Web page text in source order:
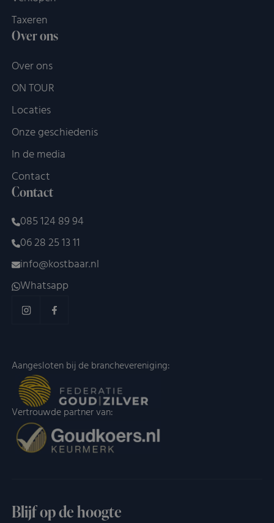
Taxeren
Over ons
Over ons
ON TOUR
Locaties
Onze geschiedenis
In de media
Contact
Contact
085 124 89 94
06 28 25 13 11
info@kostbaar.nl
Whatsapp
Aangesloten bij de branchevereniging:
Vertrouwde partner van:
Blijf op de hoogte